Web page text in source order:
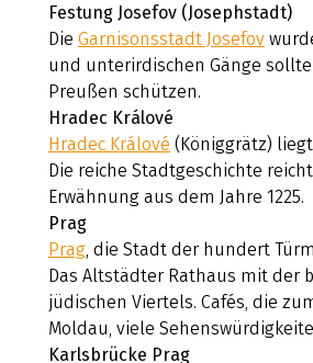
Festung Josefov (Josephstadt)
DieGarnisonsstadt Josefov
und unterirdischen Gänge
Preußen schützen.
Hradec Králové
Hradec Králové (Königgrätz)
Die reiche Stadtgeschichte
Erwähnung aus dem Jahre 1225.
Prag
Prag , die Stadt der hundert
Das Altstädter Rathaus mit der
jüdischen Viertels. Cafés, die
Moldau, viele
Karlsbrücke Prag